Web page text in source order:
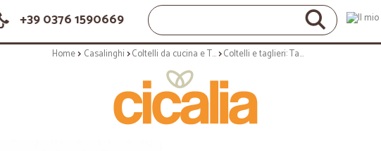
+39 0376 1590669
Home Casalinghi Coltelli da cucina e Taglieri Coltelli e taglieri: Tagliere piccolo in bambu 29x23 cm